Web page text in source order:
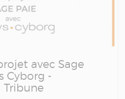
avec Sage
Cyborg -
Tribune